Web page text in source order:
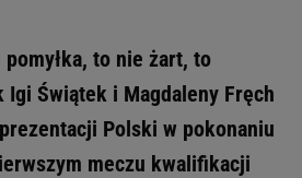
to nie żart, to
Igi Świątek i Magdaleny Fręch
Polski w pokonaniu
meczu kwalifikacji